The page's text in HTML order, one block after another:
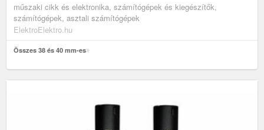
műszaki cikk és elektronika, számítógépek és kiegészítők,
számítógépek, asztali számítógépek
ElektroElektro.hu
Összes 38 és 40 mm-es